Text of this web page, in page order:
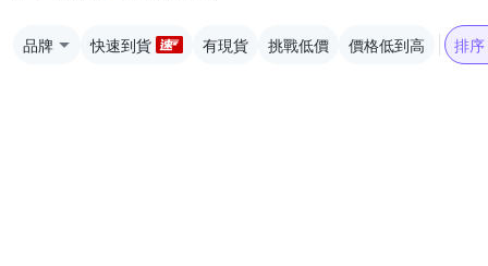
品牌 快速到貨 有現貨 挑戰低價 價格低到高 排序